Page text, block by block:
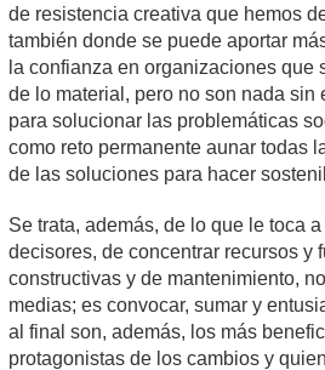
de resistencia creativa que hemos
también donde se puede aportar
la confianza en organizaciones que
de lo material, pero no son nada sin
para solucionar las problemáticas
como reto permanente aunar todas
de las soluciones para hacer
Se trata, además, de lo que le toca
decisores, de concentrar recursos y
constructivas y de mantenimiento,
medias; es convocar, sumar y
al final son, además, los más
protagonistas de los cambios y